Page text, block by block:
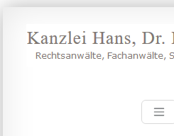
Inhalt
springen